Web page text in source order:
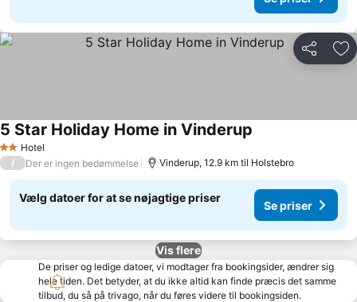
Del
2 Stjerner
Hotel
5 Star Holiday Home in Vinderup
/ Der er ingen bedømmelse Vinderup, 12.9 km til Holstebro
Vælg datoer for at se nøjagtige priser
Se priser
Vis flere
De priser og ledige datoer, vi modtager fra bookingsider, ændrer sig
hele tiden. Det betyder, at du ikke altid kan finde præcis det samme
tilbud, du så på trivago, når du føres videre til bookingsiden.